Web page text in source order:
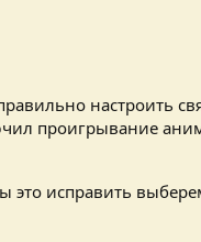
настроить
проигрывание
это исправить